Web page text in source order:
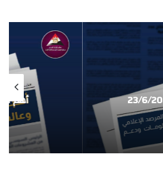
العالمية.. نشرة الظهيرة